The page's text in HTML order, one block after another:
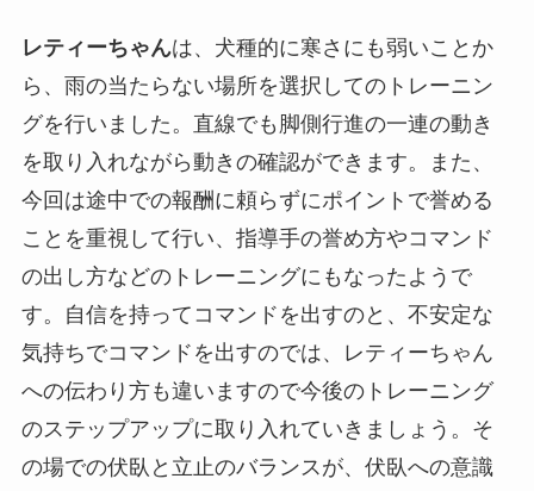
レティーちゃんは、犬種的に寒さにも弱いことか
ら、雨の当たらない場所を選択してのトレーニン
グを行いました。直線でも脚側行進の一連の動き
を取り入れながら動きの確認ができます。また、
今回は途中での報酬に頼らずにポイントで誉める
ことを重視して行い、指導手の誉め方やコマンド
の出し方などのトレーニングにもなったようで
す。自信を持ってコマンドを出すのと、不安定な
気持ちでコマンドを出すのでは、レティーちゃん
への伝わり方も違いますので今後のトレーニング
のステップアップに取り入れていきましょう。そ
の場での伏臥と立止のバランスが、伏臥への意識